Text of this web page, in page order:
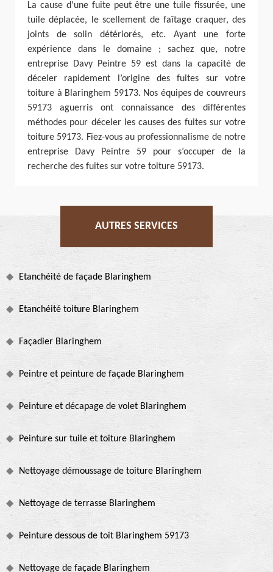
La cause d’une fuite peut être une tuile fissurée, une
tuile déplacée, le scellement de faîtage craquer, des
joints de solin détériorés, etc. Ayant une forte
expérience dans le domaine ; sachez que, notre
entreprise Davy Peintre 59 est dans la capacité de
déceler rapidement l’origine des fuites sur votre
toiture à Blaringhem 59173. Nos équipes de couvreurs
59173 aguerris ont connaissance des différentes
méthodes pour déceler les causes des fuites sur votre
toiture 59173. Fiez-vous au professionnalisme de notre
entreprise Davy Peintre 59 pour s’occuper de la
recherche des fuites sur votre toiture 59173.
AUTRES SERVICES
Etanchéité de façade Blaringhem
Etanchéité toiture Blaringhem
Façadier Blaringhem
Peintre et peinture de façade Blaringhem
Peinture et décapage de volet Blaringhem
Peinture sur tuile et toiture Blaringhem
Nettoyage démoussage de toiture Blaringhem
Nettoyage de terrasse Blaringhem
Peinture dessous de toit Blaringhem 59173
Nettoyage de façade Blaringhem